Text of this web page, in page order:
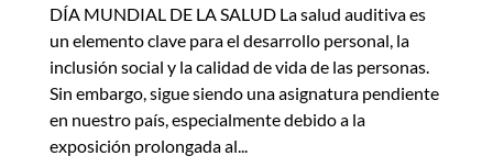
DÍA MUNDIAL DE LA SALUD La salud auditiva es
un elemento clave para el desarrollo personal, la
inclusión social y la calidad de vida de las personas.
Sin embargo, sigue siendo una asignatura pendiente
en nuestro país, especialmente debido a la
exposición prolongada al...